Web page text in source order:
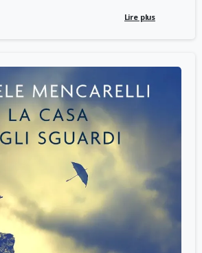
Lire plus